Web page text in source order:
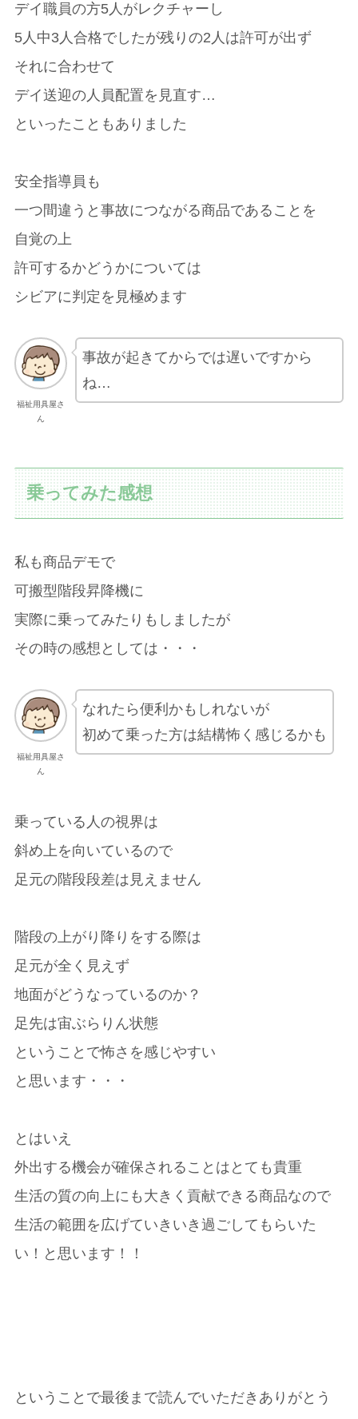
デイ職員の方5人がレクチャーし
5人中3人合格でしたが残りの2人は許可が出ず
それに合わせて
デイ送迎の人員配置を見直す…
といったこともありました
安全指導員も
一つ間違うと事故につながる商品であることを
自覚の上
許可するかどうかについては
シビアに判定を見極めます
福祉用具屋さ
ん
事故が起きてからでは遅いですから
ね…
乗ってみた感想
私も商品デモで
可搬型階段昇降機に
実際に乗ってみたりもしましたが
その時の感想としては・・・
福祉用具屋さ
ん
なれたら便利かもしれないが
初めて乗った方は結構怖く感じるかも
乗っている人の視界は
斜め上を向いているので
足元の階段段差は見えません
階段の上がり降りをする際は
足元が全く見えず
地面がどうなっているのか？
足先は宙ぶらりん状態
ということで怖さを感じやすい
と思います・・・
とはいえ
外出する機会が確保されることはとても貴重
生活の質の向上にも大きく貢献できる商品なので
生活の範囲を広げていきいき過ごしてもらいた
い！と思います！！
ということで最後まで読んでいただきありがとう